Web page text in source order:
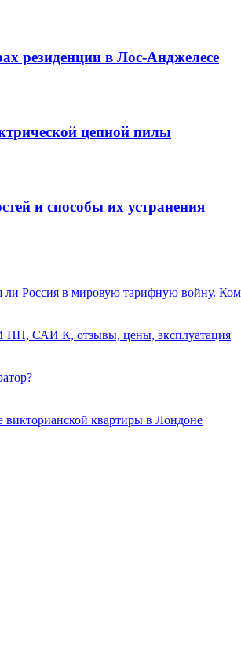
резиденции в Лос-Анджелесе
цепной пилы
и способы их устранения
ли Россия в мировую тарифную войну.
ПН, САИ К, отзывы, цены, эксплуатация
квартиры в Лондоне